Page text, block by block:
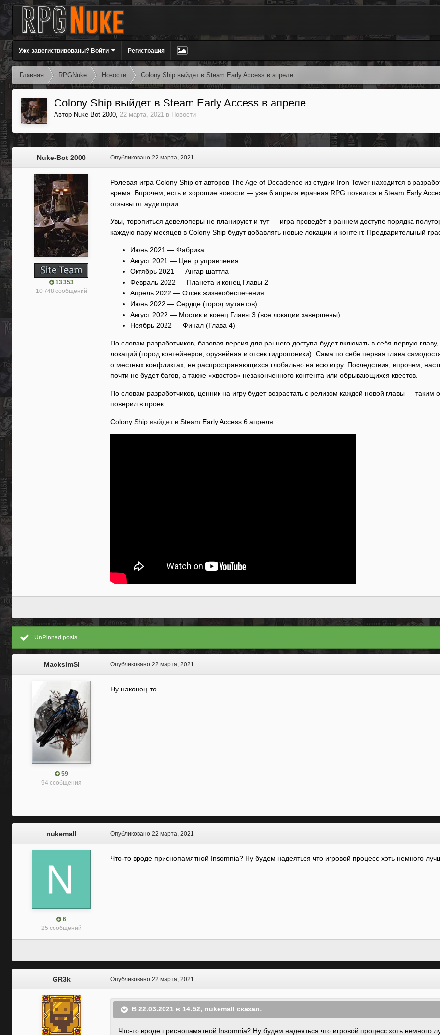
Уже зарегистрированы? Войти Регистрация
Главная RPGNuke Новости Colony Ship выйдет в Steam Early Access в апреле
Colony Ship выйдет в Steam Early Access в апреле
Автор Nuke-Bot 2000, 22 марта, 2021 в Новости
Nuke-Bot 2000
13 353
10 748 сообщений
Опубликовано 22 марта, 2021
Ролевая игра Colony Ship от авторов The Age of Decadence из студии Iron Tower находится в
время. Впрочем, есть и хорошие новости — уже 6 апреля мрачная RPG появится в Steam Early
отзывы от аудитории.
Увы, торопиться девелоперы не планируют и тут — игра проведёт в раннем доступе порядка
каждую пару месяцев в Colony Ship будут добавлять новые локации и контент. Предварительный
Июнь 2021 — Фабрика
Август 2021 — Центр управления
Октябрь 2021 — Ангар шаттла
Февраль 2022 — Планета и конец Главы 2
Апрель 2022 — Отсек жизнеобеспечения
Июнь 2022 — Сердце (город мутантов)
Август 2022 — Мостик и конец Главы 3 (все локации завершены)
Ноябрь 2022 — Финал (Глава 4)
По словам разработчиков, базовая версия для раннего доступа будет включать в себя первую
локаций (город контейнеров, оружейная и отсек гидропоники). Сама по себе первая глава
о местных конфликтах, не распространяющихся глобально на всю игру. Последствия, впрочем,
почти не будет багов, а также «хвостов» незаконченного контента или обрывающихся квестов.
По словам разработчиков, ценник на игру будет возрастать с релизом каждой новой главы — таким
поверил в проект.
Colony Ship выйдетв Steam Early Access 6 апреля.
UnPinned posts
MacksimSl
59
94 сообщения
Опубликовано 22 марта, 2021
Ну наконец-то...
nukemall
6
25 сообщений
Опубликовано 22 марта, 2021
Что-то вроде приснопамятной Insomnia? Ну будем надеяться что игровой процесс хоть немного
GR3k Опубликовано 22 марта, 2021
В 22.03.2021 в 14:52, nukemall сказал:
Что-то вроде приснопамятной Insomnia? Ну будем надеяться что игровой процесс хоть